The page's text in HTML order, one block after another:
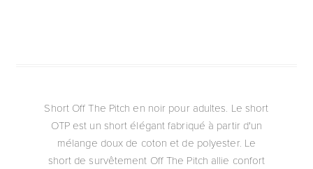
Short Off The Pitch en noir pour adultes. Le short
OTP est un short élégant fabriqué à partir d'un
mélange doux de coton et de polyester. Le
short de survêtement Off The Pitch allie confort